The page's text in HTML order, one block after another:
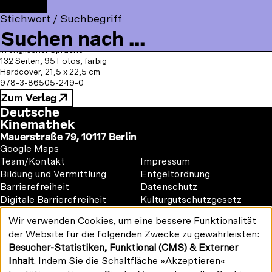
t
o
m
m
e
n
u
o
l
l
o
w
u
s
o
n
:
a
c
e
b
o
o
k
o
u
T
u
b
e
n
s
t
a
g
r
a
m
Stichwort / Suchbegriff
Power, Matthias Schwartz und Sherryl Vint.
Bertz + Fischer, Berlin 2017
In englischer Sprache
132 Seiten, 95 Fotos, farbig
Hardcover, 21,5 x 22,5 cm
978-3-86505-249-0
Zum Verlag
Deutsche
Kinemathek
Mauerstraße 79, 10117 Berlin
Google Maps
Footer
1
Team/Kontakt
Bildung und Vermittlung
Barrierefreiheit
Digitale Barrierefreiheit
Vermietung
Footer
2
Impressum
Entgeltordnung
Datenschutz
Kulturgutschutzgesetz
#kinemathek
Follow
us
on:
F
a
Y
o
I
n
Drucken/PDF
Verwendung
personenbezogener
Daten
und
Cookies
Wir verwenden Cookies, um eine bessere Funktionalität
der Website für die folgenden Zwecke zu gewährleisten:
Besucher-Statistiken, Funktional (CMS) & Externer
Inhalt. Indem Sie die Schaltfläche »Akzeptieren«